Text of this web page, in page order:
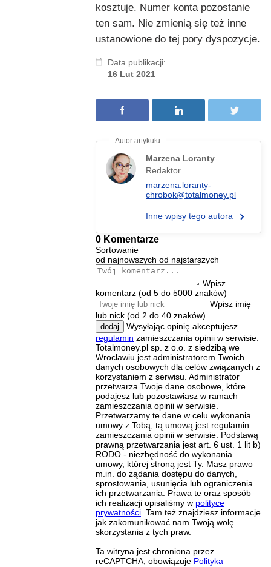
kosztuje. Numer konta pozostanie
ten sam. Nie zmienią się też inne
ustanowione do tej pory dyspozycje.
Data publikacji:
16 Lut 2021
Marzena Loranty
Redaktor
marzena.loranty-
chrobok@totalmoney.pl
Inne wpisy tego autora
0 Komentarze
Sortowanie
od najnowszych od najstarszych
Wpisz
komentarz (od 5 do 5000 znaków)
Wpisz imię
lub nick (od 2 do 40 znaków)
dodaj
Wysyłając opinię akceptujesz
regulamin zamieszczania opinii w serwisie.
Totalmoney.pl sp. z o.o. z siedzibą we
Wrocławiu jest administratorem Twoich
danych osobowych dla celów związanych z
korzystaniem z serwisu. Administrator
przetwarza Twoje dane osobowe, które
podajesz lub pozostawiasz w ramach
zamieszczania opinii w serwisie.
Przetwarzamy te dane w celu wykonania
umowy z Tobą, tą umową jest regulamin
zamieszczania opinii w serwisie. Podstawą
prawną przetwarzania jest art. 6 ust. 1 lit b)
RODO - niezbędność do wykonania
umowy, której stroną jest Ty. Masz prawo
m.in. do żądania dostępu do danych,
sprostowania, usunięcia lub ograniczenia
ich przetwarzania. Prawa te oraz sposób
ich realizacji opisaliśmy w polityce
prywatności . Tam też znajdziesz informacje
jak zakomunikować nam Twoją wolę
skorzystania z tych praw.
Ta witryna jest chroniona przez
reCAPTCHA, obowiązuje Polityka